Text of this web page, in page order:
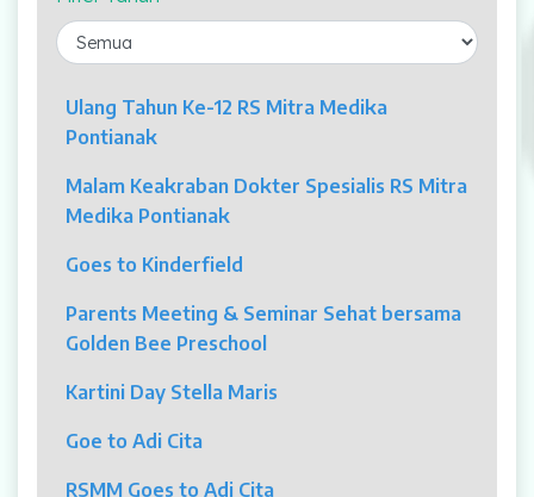
Laparaskopi
OCT
Eye Care
Multi Slice CT-Scan 128 Slices
Mamografi
Klinik Andrologi
Klinik Nyeri
Ulang Tahun Ke-12 RS Mitra Medika
Pontianak
Malam Keakraban Dokter Spesialis RS Mitra
Medika Pontianak
Goes to Kinderfield
Parents Meeting & Seminar Sehat bersama
Golden Bee Preschool
Kartini Day Stella Maris
Goe to Adi Cita
RSMM Goes to Adi Cita